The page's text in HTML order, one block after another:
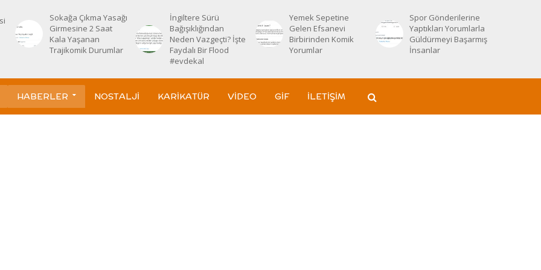
Sokağa Çıkma Yasağı
Girmesine 2 Saat
Kala Yaşanan
Trajikomik Durumlar
İngiltere Sürü
Bağışıklığından
Neden Vazgeçti? İşte
Faydalı Bir Flood
#evdekal
Yemek Sepetine
Gelen Efsanevi
Birbirinden Komik
Yorumlar
Spor Gönderilerine
Yaptıkları Yorumlarla
Güldürmeyi Başarmış
İnsanlar
HABERLER NOSTALJI KARIKATÜR VIDEO GIF İLETIŞIM